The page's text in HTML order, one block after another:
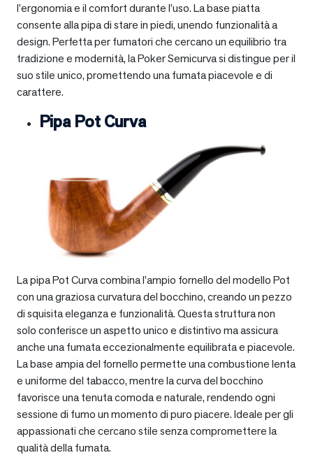
l’ergonomia e il comfort durante l’uso. La base piatta
consente alla pipa di stare in piedi, unendo funzionalità a
design. Perfetta per fumatori che cercano un equilibrio tra
tradizione e modernità, la Poker Semicurva si distingue per il
suo stile unico, promettendo una fumata piacevole e di
carattere.
Pipa Pot Curva
La pipa Pot Curva combina l’ampio fornello del modello Pot
con una graziosa curvatura del bocchino, creando un pezzo
di squisita eleganza e funzionalità. Questa struttura non
solo conferisce un aspetto unico e distintivo ma assicura
anche una fumata eccezionalmente equilibrata e piacevole.
La base ampia del fornello permette una combustione lenta
e uniforme del tabacco, mentre la curva del bocchino
favorisce una tenuta comoda e naturale, rendendo ogni
sessione di fumo un momento di puro piacere. Ideale per gli
appassionati che cercano stile senza compromettere la
qualità della fumata.